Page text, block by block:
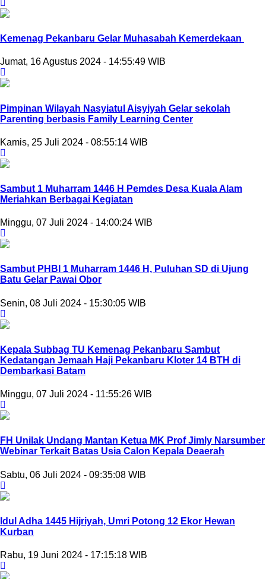
Kemenag Pekanbaru Gelar Muhasabah Kemerdekaan
Jumat, 16 Agustus 2024 - 14:55:49 WIB
Pimpinan Wilayah Nasyiatul Aisyiyah Gelar sekolah
Parenting berbasis Family Learning Center
Kamis, 25 Juli 2024 - 08:55:14 WIB
Sambut 1 Muharram 1446 H Pemdes Desa Kuala Alam
Meriahkan Berbagai Kegiatan
Minggu, 07 Juli 2024 - 14:00:24 WIB
Sambut PHBI 1 Muharram 1446 H, Puluhan SD di Ujung
Batu Gelar Pawai Obor
Senin, 08 Juli 2024 - 15:30:05 WIB
Kepala Subbag TU Kemenag Pekanbaru Sambut
Kedatangan Jemaah Haji Pekanbaru Kloter 14 BTH di
Dembarkasi Batam
Minggu, 07 Juli 2024 - 11:55:26 WIB
FH Unilak Undang Mantan Ketua MK Prof Jimly Narsumber
Webinar Terkait Batas Usia Calon Kepala Deaerah
Sabtu, 06 Juli 2024 - 09:35:08 WIB
Idul Adha 1445 Hijriyah, Umri Potong 12 Ekor Hewan
Kurban
Rabu, 19 Juni 2024 - 17:15:18 WIB